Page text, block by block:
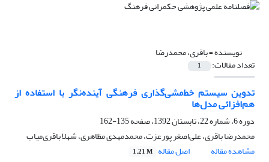
نویسنده =باقری، محمدرضا
تعداد مقالات: 1
تدوین سیستم خط‌مشی‌گذاری فرهنگی آینده‌نگر با استفاده از
هم‌افزائی مدل‌ها
دوره 6، شماره 22، تابستان 1392، صفحه
135-162
محمدرضا باقری، علی‌اصغر پورعزت، محمدمهدی مظاهری، شهلا باقری‌میاب
مشاهده مقاله
اصل مقاله 1.21 M